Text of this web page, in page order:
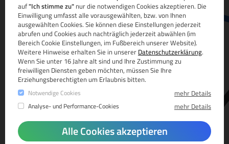
auf"Ich stimme zu" nur die notwendigen Cookies akzeptieren. Die
Einwilligung umfasst alle vorausgewählten, bzw. von Ihnen
ausgewählten Cookies. Sie können diese Einstellungen jederzeit
abrufen und Cookies auch nachträglich jederzeit abwählen (im
Bereich Cookie Einstellungen, im Fußbereich unserer Website).
Weitere Hinweise erhalten Sie in unserer Datenschutzerklärung.
Wenn Sie unter 16 Jahre alt sind und Ihre Zustimmung zu
freiwilligen Diensten geben möchten, müssen Sie Ihre
Erziehungsberechtigten um Erlaubnis bitten.
Notwendige Cookies mehr Details
Analyse- und Performance-Cookies mehr Details
Alle Cookies akzeptieren
www.